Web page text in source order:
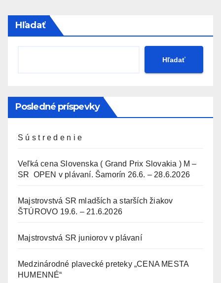
Hľadať
Hľadať
Posledné príspevky
S ú s t r e d e n i e
Veľká cena Slovenska ( Grand Prix Slovakia ) M –
SR OPEN v plávaní. Šamorín 26.6. – 28.6.2026
Majstrovstvá SR mladších a starších žiakov
ŠTÚROVO 19.6. – 21.6.2026
Majstrovstvá SR juniorov v plávaní
Medzinárodné plavecké preteky „CENA MESTA
HUMENNÉ“